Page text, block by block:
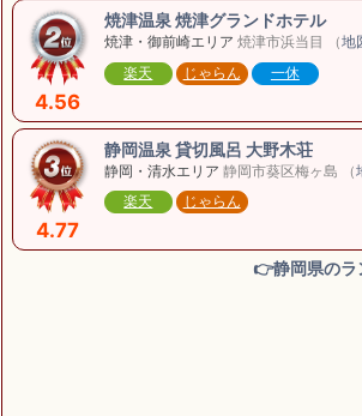
4.56
焼津温泉 焼津グランドホテル
焼津・御前崎エリア焼津市浜当目 （地
楽天
じゃらん 一休
4.77
静岡温泉 貸切風呂 大野木荘
静岡・清水エリア静岡市葵区梅ヶ島 （
楽天
じゃらん
👉静岡県のラ